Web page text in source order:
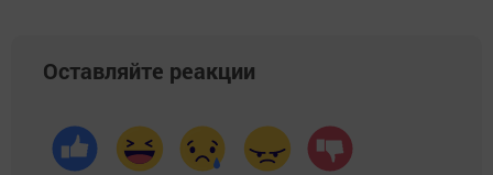
Оставляйте реакции